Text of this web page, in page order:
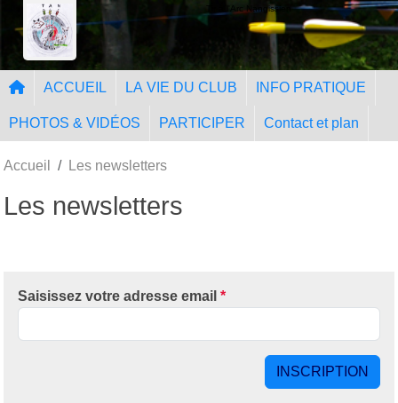
Tir à l'Arc Nangissien
ACCUEIL LA VIE DU CLUB INFO PRATIQUE
PHOTOS & VIDÉOS PARTICIPER Contact et plan
Accueil Les newsletters
Les newsletters
Saisissez votre adresse email *
INSCRIPTION
Panneau de gestion des cookies